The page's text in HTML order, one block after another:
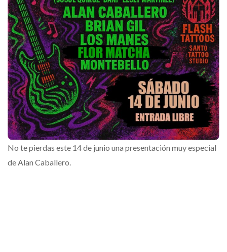
No te pierdas este 14 de junio una presentación muy especial
de Alan Caballero.